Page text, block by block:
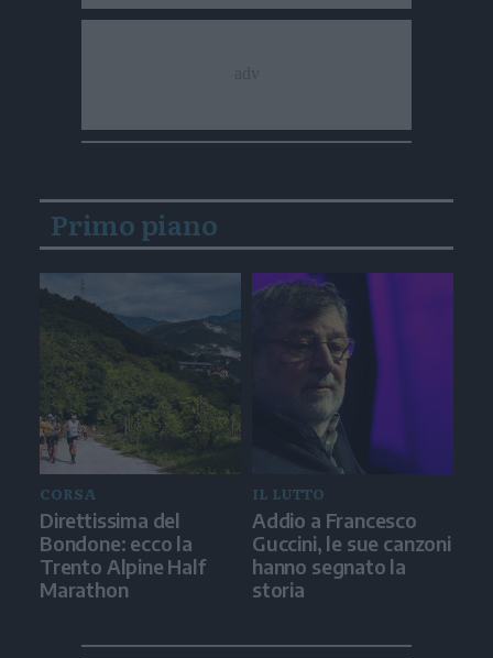
Primo piano
CORSA
Direttissima del
Bondone: ecco la
Trento Alpine Half
Marathon
IL LUTTO
Addio a Francesco
Guccini, le sue canzoni
hanno segnato la
storia